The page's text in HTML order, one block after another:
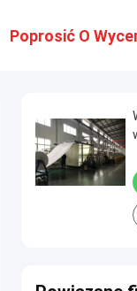
Poprosić O